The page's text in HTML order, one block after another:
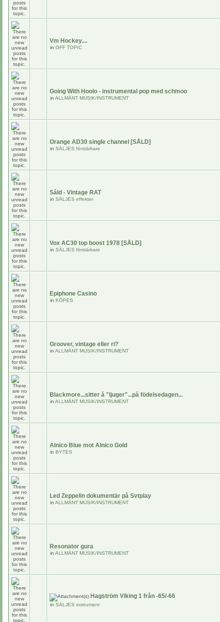
Vm Hockey....
in OFF TOPIC
Going With Hoolo - instrumental pop med schmoo
in ALLMÄNT MUSIK/INSTRUMENT
Orange AD30 single channel [SÅLD]
in SÄLJES förstärkare
Såld - Vintage RAT
in SÄLJES effekter
Vox AC30 top boost 1978 [SÅLD]
in SÄLJES förstärkare
Epiphone Casino
in KÖPES
Groover, vintage eller ri?
in ALLMÄNT MUSIK/INSTRUMENT
Blackmore...sitter å "ljuger"...på födelsedagen...
in ALLMÄNT MUSIK/INSTRUMENT
Alnico Blue mot Alnico Gold
in BYTES
Led Zeppelin dokumentär på Svtplay
in ALLMÄNT MUSIK/INSTRUMENT
Resonator gura
in ALLMÄNT MUSIK/INSTRUMENT
Hagström Viking 1 från -65/-66
in SÄLJES instrument